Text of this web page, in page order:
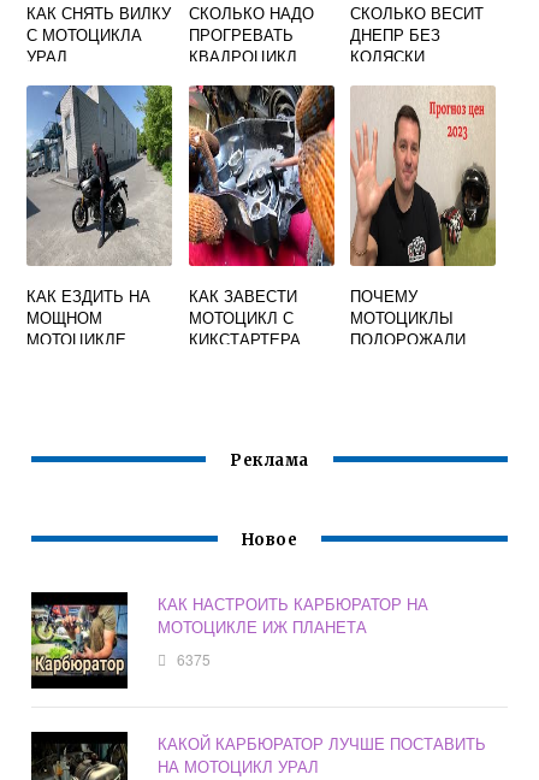
КАК СНЯТЬ ВИЛКУ
С МОТОЦИКЛА
УРАЛ
СКОЛЬКО НАДО
ПРОГРЕВАТЬ
КВАДРОЦИКЛ
СКОЛЬКО ВЕСИТ
ДНЕПР БЕЗ
КОЛЯСКИ
КАК ЕЗДИТЬ НА
МОЩНОМ
МОТОЦИКЛЕ
КАК ЗАВЕСТИ
МОТОЦИКЛ С
КИКСТАРТЕРА
ПОЧЕМУ
МОТОЦИКЛЫ
ПОДОРОЖАЛИ
Реклама
Новое
КАК НАСТРОИТЬ КАРБЮРАТОР НА
МОТОЦИКЛЕ ИЖ ПЛАНЕТА
6375
КАКОЙ КАРБЮРАТОР ЛУЧШЕ ПОСТАВИТЬ
НА МОТОЦИКЛ УРАЛ